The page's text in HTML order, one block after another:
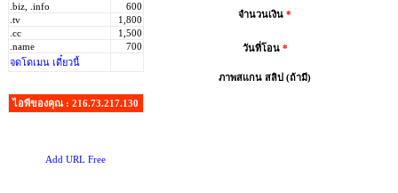
.biz, .info
600
.tv
1,800
.cc
1,500
.name
700
จดโดเมน เดี๋ยวนี้
ไอพีของคุณ : 216.73.217.130
Add URL Free
จำนวนเงิน *
วันที่โอน *
ภาพสแกน สลิป (ถ้ามี)